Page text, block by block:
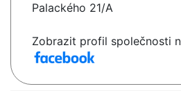
Palackého 21/A
Zobrazit profil společnosti